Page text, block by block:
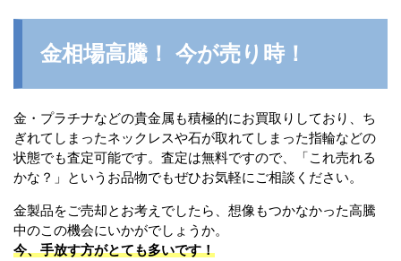
金相場高騰！ 今が売り時！
金・プラチナなどの貴金属も積極的にお買取りしており、ち
ぎれてしまったネックレスや石が取れてしまった指輪などの
状態でも査定可能です。査定は無料ですので、「これ売れる
かな？」というお品物でもぜひお気軽にご相談ください。
金製品をご売却とお考えでしたら、想像もつかなかった高騰
中のこの機会にいかがでしょうか。
今、手放す方がとても多いです！